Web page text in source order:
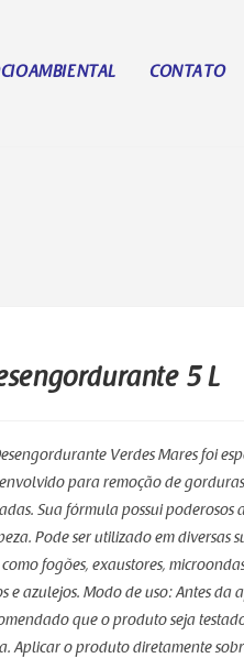
CONTATO
5 L
Verdes Mares foi
para remoção de gorduras
Sua fórmula possui poderosos
Pode ser utilizado em diversas
como fogões, exaustores,
e azulejos. Modo de uso: Antes da
que o produto seja
Aplicar o produto diretamente